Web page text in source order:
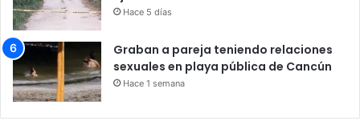
Hace 5 días
Graban a pareja teniendo relaciones
sexuales en playa pública de Cancún
Hace 1 semana